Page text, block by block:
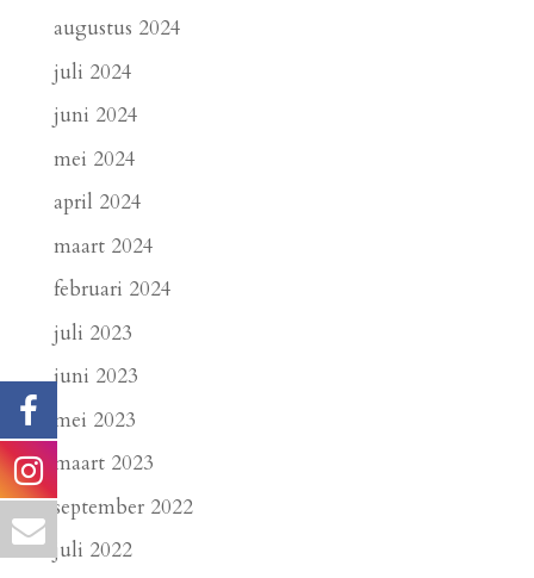
augustus 2024
juli 2024
juni 2024
mei 2024
april 2024
maart 2024
februari 2024
juli 2023
juni 2023
mei 2023
maart 2023
september 2022
juli 2022